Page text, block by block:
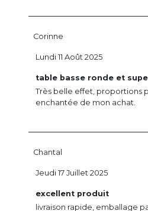
Corinne
table basse ronde et
Très belle effet, proportions
enchantée de mon achat.
Lundi 11 Août 2025
Chantal
excellent produit
livraison rapide, emballage
Jeudi 17 Juillet 2025